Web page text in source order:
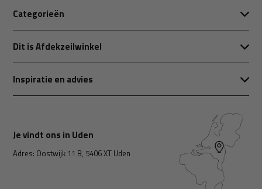
Categorieën
Dit is Afdekzeilwinkel
Inspiratie en advies
Je vindt ons in Uden
Adres: Oostwijk 11 B, 5406 XT Uden